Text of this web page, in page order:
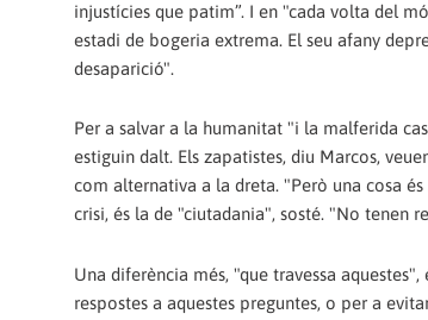
injustícies que patim”. I en "cada volta del
estadi de bogeria extrema. El seu afany
desaparició".
Per a salvar a la humanitat "i la malferida
estiguin dalt. Els zapatistes, diu Marcos,
com alternativa a la dreta. "Però una cosa
crisi, és la de "ciutadania", sosté. "No tenen
Una diferència més, "que travessa
respostes a aquestes preguntes, o per a